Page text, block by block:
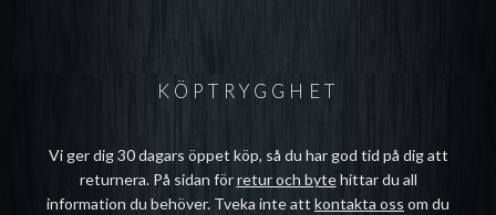
KÖPTRYGGHET
Vi ger dig 30 dagars öppet köp, så du har god tid på dig att
returnera. På sidan förretur och bytehittar du all
information du behöver. Tveka inte att kontakta oss om du